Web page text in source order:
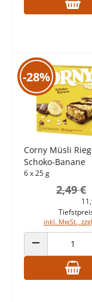
-28%
Corny Müsli
Schoko-Banane
6 x 25 g
2,49 €
inkl. MwSt.,
ANZAHL